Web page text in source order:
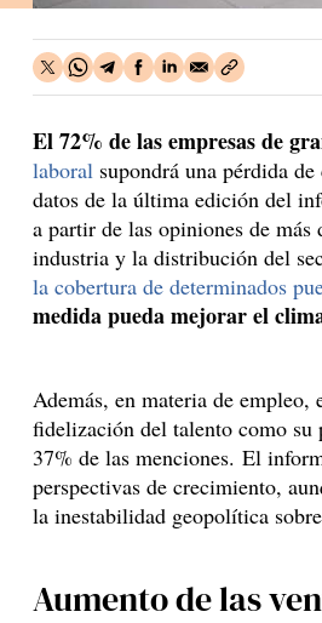
El 72% de las empresas de
laboral supondrá una pérdida
datos de la última edición del
a partir de las opiniones de
industria y la distribución del
la cobertura de determinados
medida pueda mejorar el
Además, en materia de
fidelización del talento como
37% de las menciones. El
perspectivas de crecimiento,
la inestabilidad geopolítica
Aumento de las